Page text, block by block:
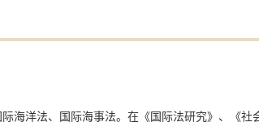
海洋法、国际海事法。在《国际法研究》、《